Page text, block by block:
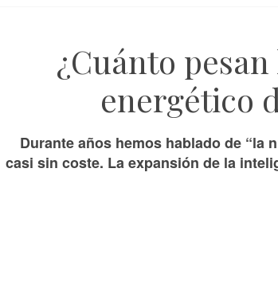
¿Cuánto
energético
Durante años hemos hablado de “la
casi sin coste. La expansión de la